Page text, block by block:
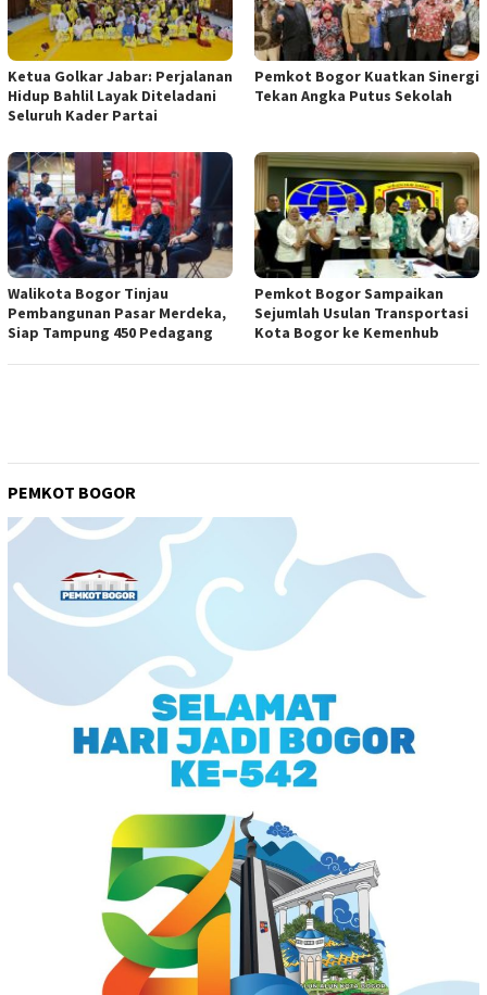
Ketua Golkar Jabar: Perjalanan
Hidup Bahlil Layak Diteladani
Seluruh Kader Partai
Pemkot Bogor Kuatkan Sinergi
Tekan Angka Putus Sekolah
Walikota Bogor Tinjau
Pembangunan Pasar Merdeka,
Siap Tampung 450 Pedagang
Pemkot Bogor Sampaikan
Sejumlah Usulan Transportasi
Kota Bogor ke Kemenhub
PEMKOT BOGOR